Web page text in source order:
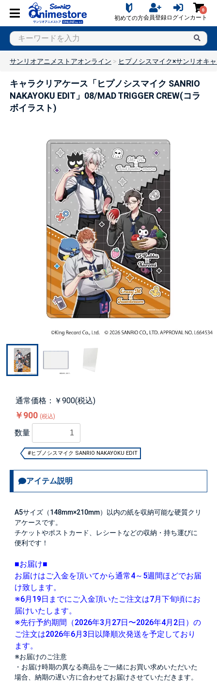
初めての方会員登録ログイン
0
カート
サンリオアニメストアオンライン ヒプノシスマイク×サンリオキ
キャラクリアケース「ヒプノシスマイク SANRIO
NAKAYOKU EDIT」08/MAD TRIGGER CREW(コラ
ボイラスト)
通常価格：￥900(税込)
￥900 (税込)
数量
#ヒプノシスマイク SANRIO NAKAYOKU EDIT
アイテム説明
A5サイズ（148mm×210mm）以内の紙を収納可能な硬質クリ
アケースです。
チケットやポストカード、レシートなどの収納・持ち運びに
便利です！
■お届け■
お届けはご入金を頂いてから通常4～5週間ほどでお届
け致します。
※6月19日までにご入金頂いたご注文は7月下旬頃にお
届けいたします。
※先行予約期間（2026年3月27日〜2026年4月2日）の
ご注文は2026年6月3日以降順次発送を予定しており
ます。
※お届けのご注意
・お届け時期の異なる商品をご一緒にお買い求めいただいた
場合、納期の遅い方に合わせてお届けさせていただきます。